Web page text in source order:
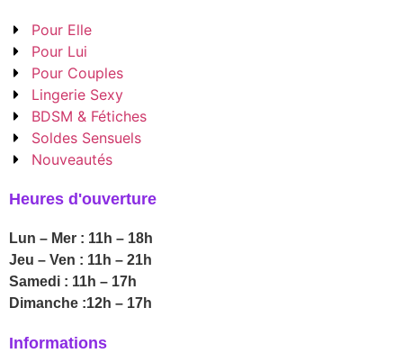
Pour Elle
Pour Lui
Pour Couples
Lingerie Sexy
BDSM & Fétiches
Soldes Sensuels
Nouveautés
Heures d'ouverture
Lun – Mer : 11h – 18h
Jeu – Ven : 11h – 21h
Samedi : 11h – 17h
Dimanche :12h – 17h
Informations